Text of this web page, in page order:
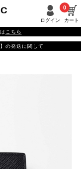
ログイン カート
0
こちら
の発送に関して